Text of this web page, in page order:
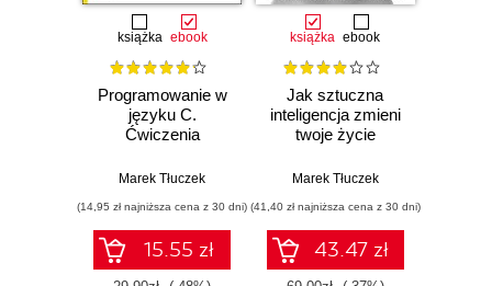
książka ebook
Programowanie w
języku C.
Ćwiczenia
Wydanie II
Marek Tłuczek
(14,95 zł najniższa cena z 30 dni)
15.55 zł
książka ebook
Jak sztuczna
inteligencja zmieni
twoje życie
Marek Tłuczek
(41,40 zł najniższa cena z 30 dni)
43.47 zł